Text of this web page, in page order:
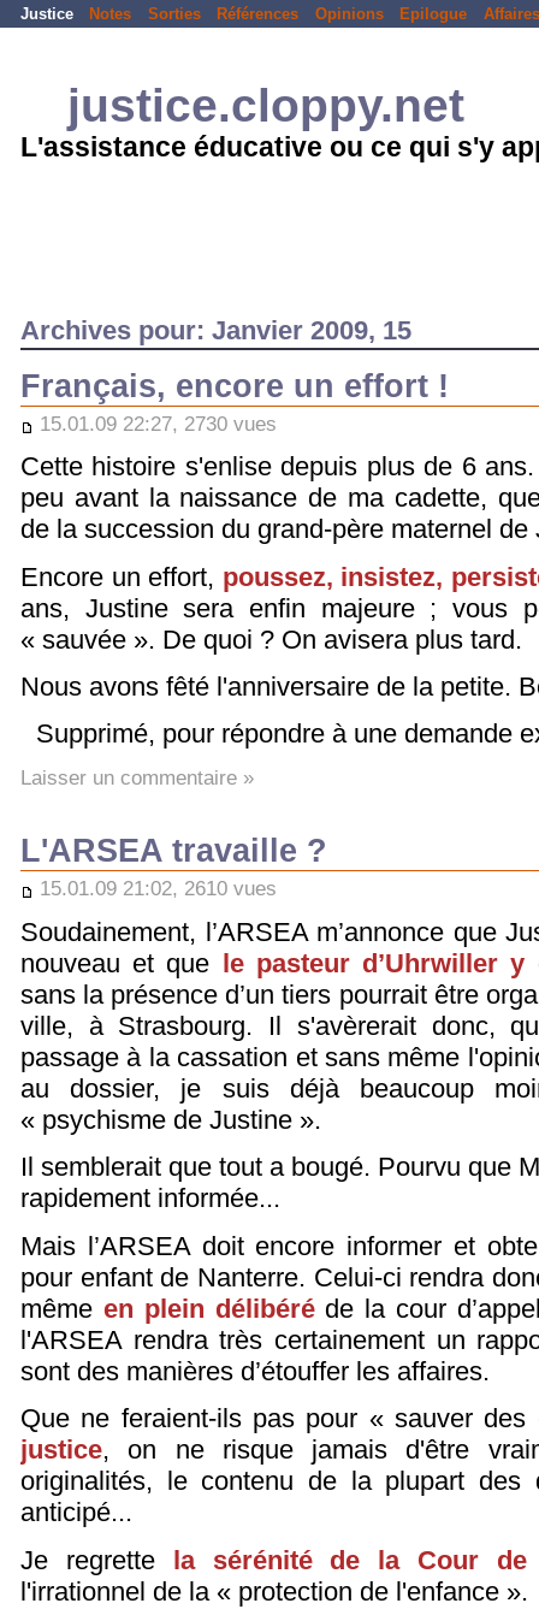
Justice Notes Sorties Références Opinions Epilogue Affaires
justice.cloppy.net
L'assistance éducative ou ce qui s'y
Archives pour: Janvier 2009, 15
Français, encore un effort !
15.01.09 22:27, 2730 vues
Cette histoire s'enlise depuis plus de 6
peu avant la naissance de ma cadette,
de la succession du grand-père maternel de
Encore un effort, poussez, insistez,
ans, Justine sera enfin majeure ; vous
« sauvée ». De quoi ? On avisera plus tard.
Nous avons fêté l'anniversaire de la petite.
Supprimé, pour répondre à une demande
Laisser un commentaire »
L'ARSEA travaille ?
15.01.09 21:02, 2610 vues
Soudainement, l’ARSEA m’annonce que
nouveau et que le pasteur d’Uhrwiller y
sans la présence d’un tiers pourrait être
ville, à Strasbourg. Il s'avèrerait donc,
passage à la cassation et sans même
au dossier, je suis déjà beaucoup
« psychisme de Justine ».
Il semblerait que tout a bougé. Pourvu que
rapidement informée...
Mais l’ARSEA doit encore informer et
pour enfant de Nanterre. Celui-ci rendra
même en plein délibéréde la cour
l'ARSEA rendra très certainement un
sont des manières d’étouffer les affaires.
Que ne feraient-ils pas pour « sauver
justice, on ne risque jamais d'être
originalités, le contenu de la plupart des
anticipé...
Je regrette la sérénité de la Cour de
l'irrationnel de la « protection de l'enfance ».